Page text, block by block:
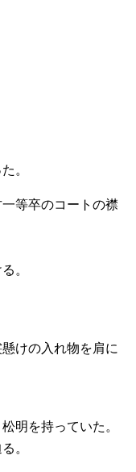
。
等卒のコートの襟
。
けの入れ物を肩に
明を持っていた。
。